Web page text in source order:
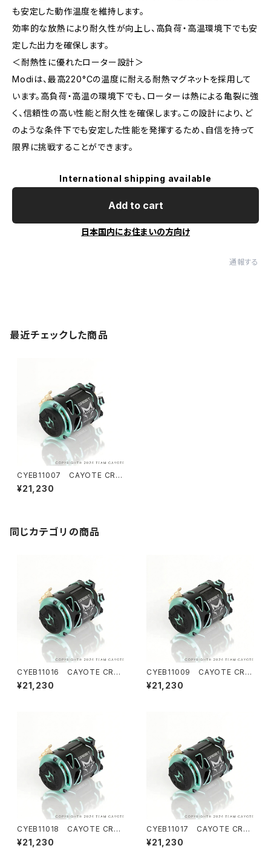
も安定した動作温度を維持します。
効率的な放熱により耐久性が向上し、高負荷・高温環境下でも安
定した出力を確保します。
＜耐熱性に優れたローター設計＞
Modiは、最高220°Cの温度に耐える耐熱マグネットを採用して
います。高負荷・高温の環境下でも、ローターは熱による亀裂に強
く、信頼性の高い性能と耐久性を確保します。この設計により、ど
のような条件下でも安定した性能を発揮するため、自信を持って
限界に挑戦することができます。
International shipping available
Add to cart
日本国内にお住まいの方向け
通報する
最近チェックした商品
CYEB11007 CAYOTE CRE
ST Modi 6.5T センサードブラ
シレス モディファイドモーター
¥21,230
同じカテゴリの商品
CYEB11016 CAYOTE CRES
T Modi 8.5T センサードブラシ
レス モディファイドモーター
¥21,230
CYEB11009 CAYOTE CRE
ST Modi 7.5T センサードブラ
シレス モディファイドモーター
¥21,230
CYEB11018 CAYOTE CRES
T Modi 9.5T センサードブラシ
レス モディファイドモーター
¥21,230
CYEB11017 CAYOTE CRES
T Modi 9.0T センサードブラ
シレス モディファイドモーター
¥21,230